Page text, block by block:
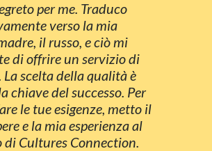
per me. Traduco
verso la mia
il russo, e ciò mi
di offrire un servizio di
scelta della qualità è
chiave del successo. Per
le tue esigenze, metto il
e la mia esperienza al
di Cultures Connection.